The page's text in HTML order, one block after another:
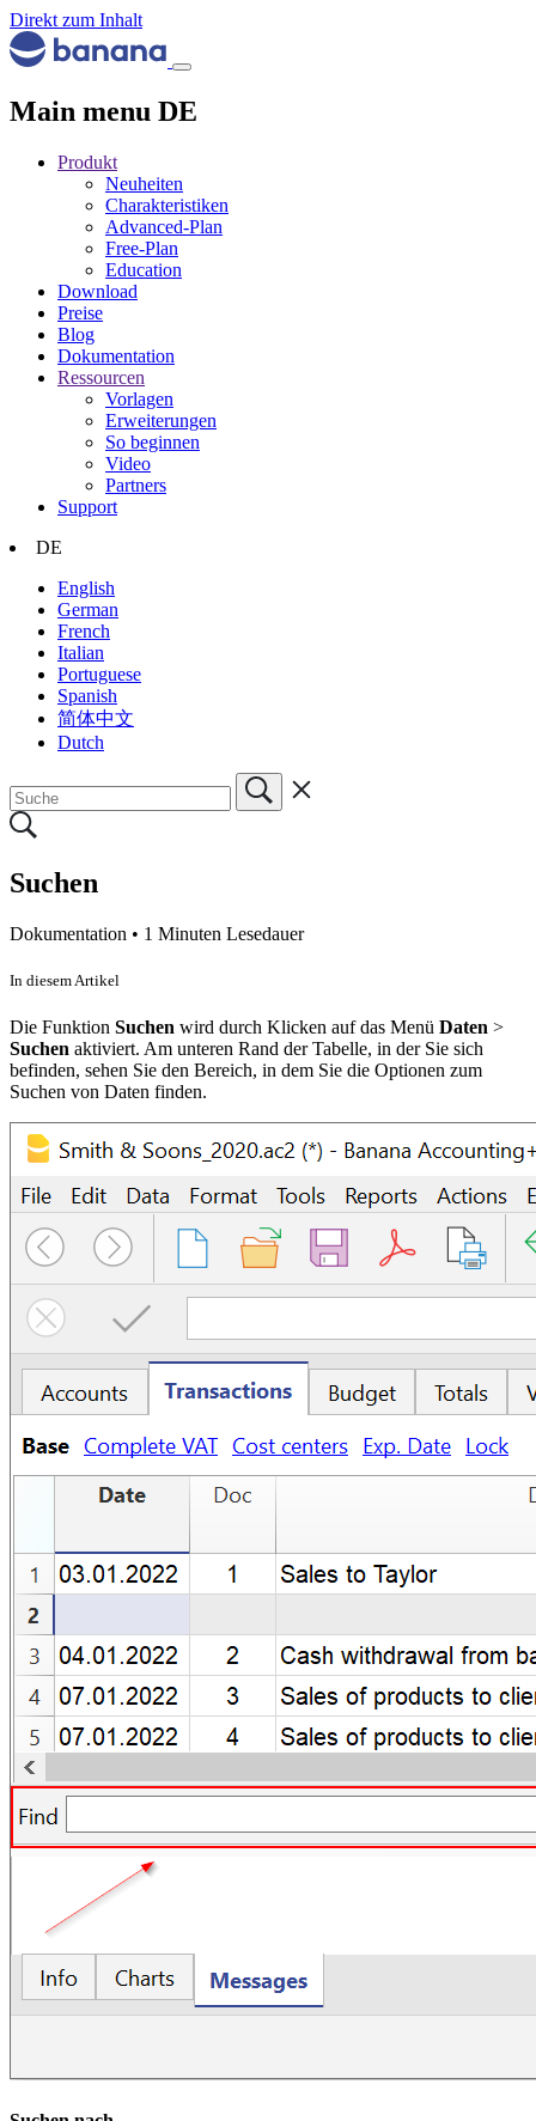
Direkt zum Inhalt
Main menu DE
Produkt
Neuheiten
Charakteristiken
Advanced-Plan
Free-Plan
Education
Download
Preise
Blog
Dokumentation
Ressourcen
Vorlagen
Erweiterungen
So beginnen
Video
Partners
Support
DE
English
German
French
Italian
Portuguese
Spanish
简体中文
Dutch
Suchen
Dokumentation • 1 Minuten Lesedauer
In diesem Artikel
Die Funktion Suchen wird durch Klicken auf das Menü Daten >
Suchen aktiviert. Am unteren Rand der Tabelle, in der Sie sich
befinden, sehen Sie den Bereich, in dem Sie die Optionen zum
Suchen von Daten finden.